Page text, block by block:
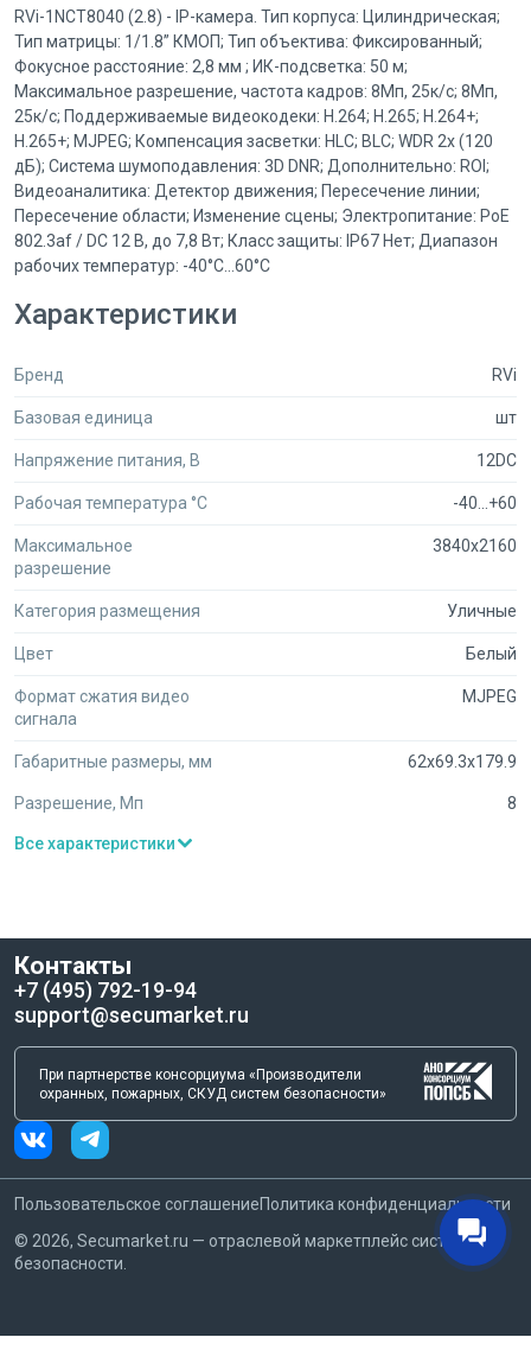
RVi-1NCT8040 (2.8) - IP-камера. Тип корпуса: Цилиндрическая;
Тип матрицы: 1/1.8” КМОП; Тип объектива: Фиксированный;
Фокусное расстояние: 2,8 мм ; ИК-подсветка: 50 м;
Максимальное разрешение, частота кадров: 8Мп, 25к/с; 8Мп,
25к/с; Поддерживаемые видеокодеки: H.264; H.265; H.264+;
H.265+; MJPEG; Компенсация засветки: HLC; BLC; WDR 2x (120
дБ); Система шумоподавления: 3D DNR; Дополнительно: ROI;
Видеоаналитика: Детектор движения; Пересечение линии;
Пересечение области; Изменение сцены; Электропитание: PoE
802.3af / DC 12 В, до 7,8 Вт; Класс защиты: IP67 Нет; Диапазон
рабочих температур: -40°С...60°С
Характеристики
Бренд RVi
Базовая единица шт
Напряжение питания, В 12DC
Рабочая температура °C -40...+60
Максимальное
разрешение
3840х2160
Категория размещения Уличные
Цвет Белый
Формат сжатия видео
сигнала
MJPEG
Габаритные размеры, мм 62x69.3x179.9
Разрешение, Мп 8
Все характеристики
Контакты
+7 (495) 792-19-94
support@secumarket.ru
При партнерстве консорциума «Производители
охранных, пожарных, СКУД систем безопасности»
Пользовательское соглашениеПолитика конфиденциальности
© 2026, Secumarket.ru — отраслевой маркетплейс систем
безопасности.